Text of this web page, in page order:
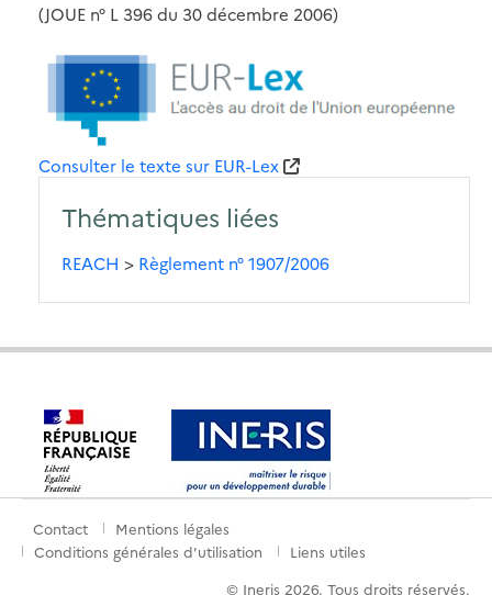
(JOUE n° L 396 du 30 décembre 2006)
Consulter le texte sur EUR-Lex
Thématiques liées
REACH > Règlement n° 1907/2006
Menu
Contact
Mentions légales
Conditions générales d'utilisation
Liens utiles
© Ineris 2026. Tous droits réservés.